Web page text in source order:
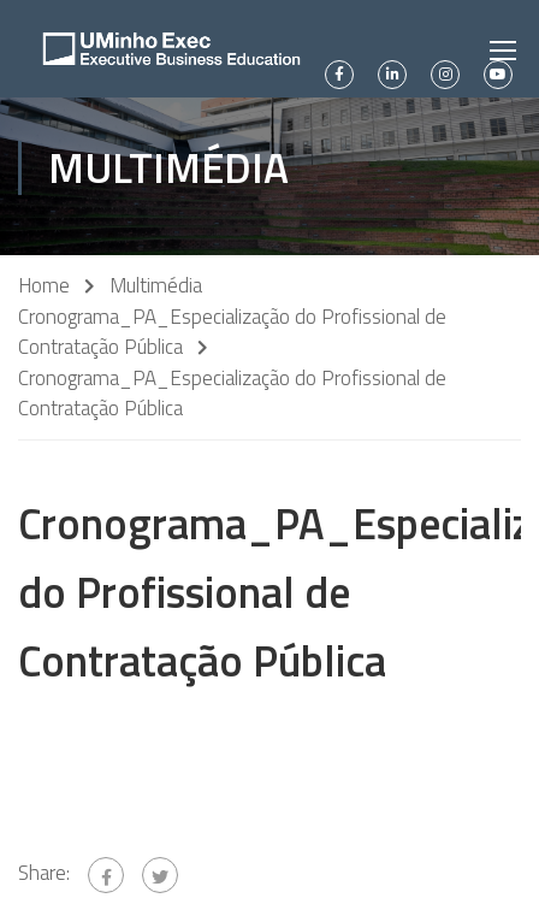
MULTIMÉDIA
Home
Multimédia
Cronograma_PA_Especialização do Profissional de
Contratação Pública
Cronograma_PA_Especialização do Profissional de
Contratação Pública
do Profissional de
Contratação Pública
Share: